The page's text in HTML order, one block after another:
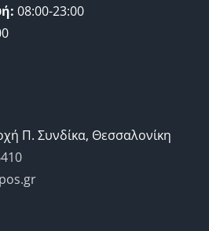
08:00-23:00
Π. Συνδίκα, Θεσσαλονίκη